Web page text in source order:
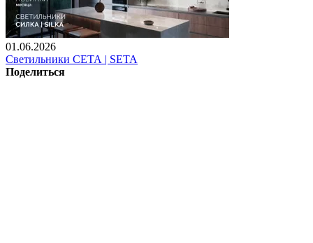
01.06.2026
Светильники СЕТА | SETA
Поделиться